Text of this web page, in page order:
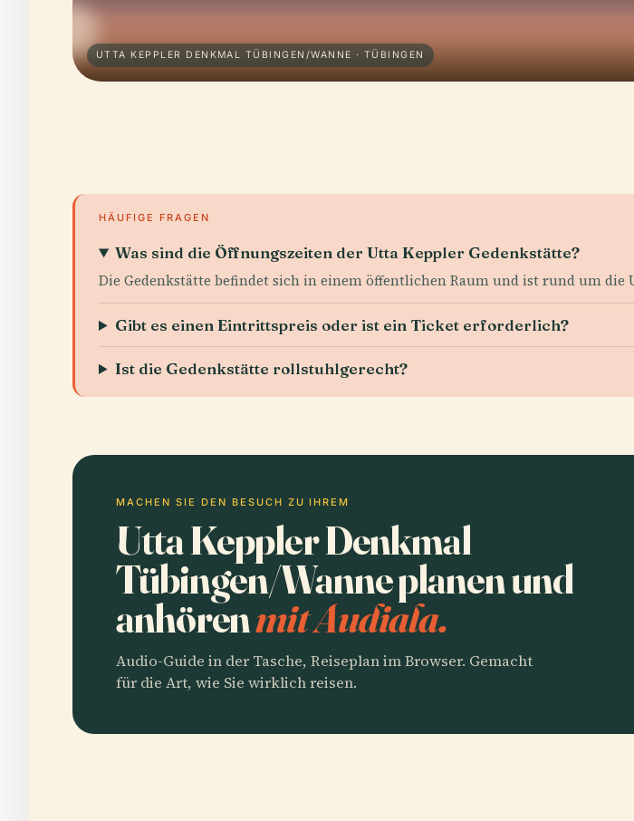
UTTA KEPPLER DENKMAL TÜBINGEN/WANNE · TÜBINGEN
HÄUFIGE FRAGEN
Was sind die Öffnungszeiten der Utta Keppler Gedenkstätte?
Die Gedenkstätte befindet sich in einem öffentlichen Raum und ist rund um die
Gibt es einen Eintrittspreis oder ist ein Ticket erforderlich?
Ist die Gedenkstätte rollstuhlgerecht?
MACHEN SIE DEN BESUCH ZU IHREM
Utta Keppler Denkmal
Tübingen/Wanne planen und
anhörenmit Audiala.
Audio-Guide in der Tasche, Reiseplan im Browser. Gemacht
für die Art, wie Sie wirklich reisen.